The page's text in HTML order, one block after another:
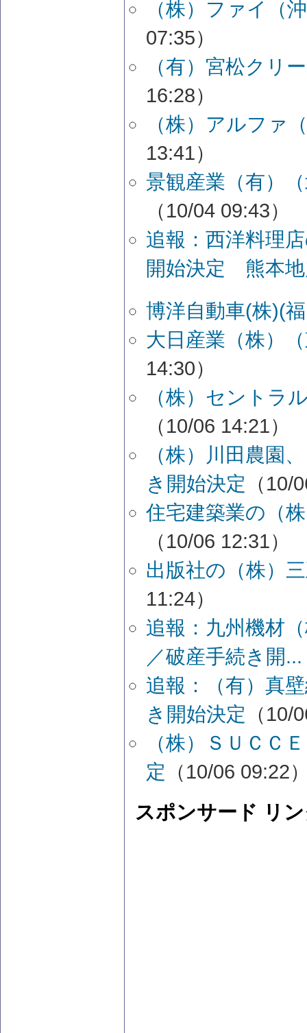
（株）ファイ（
07:35）
（有）宮松クリ
16:28）
（株）アルファ
13:41）
景観産業（有）
（10/04 09:43）
追報：西洋料理
開始決定 熊本地
博洋自動車(株)(
大日産業（株）
14:30）
（株）セントラ
（10/06 14:21）
（株）川田農園
き開始決定 （10/
住宅建築業の（
（10/06 12:31）
出版社の（株）
11:24）
追報：九州機材
／破産手続き開...
追報：（有）真
き開始決定 （10/
（株）ＳＵＣＣ
定 （10/06 09:22
スポンサード リ